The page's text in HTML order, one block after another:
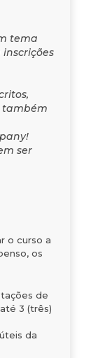
tema
também
ser
o curso a
os
de
3 (três)
da